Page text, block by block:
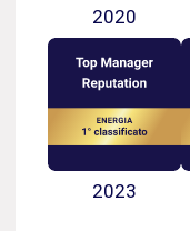
2020
2023